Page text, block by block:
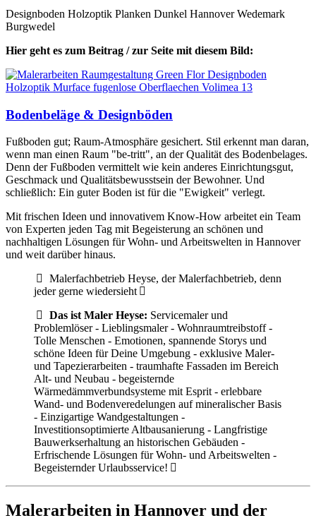
Designboden Holzoptik Planken Dunkel Hannover Wedemark
Burgwedel
Hier geht es zum Beitrag / zur Seite mit diesem Bild:
Bodenbeläge & Designböden
Fußboden gut; Raum-Atmosphäre gesichert. Stil erkennt man daran,
wenn man einen Raum "be-tritt", an der Qualität des Boden­belages.
Denn der Fuß­boden vermittelt wie kein anderes Einrichtungs­gut,
Geschmack und Qualitäts­bewusstsein der Bewohner. Und
schließlich: Ein guter Boden ist für die "Ewigkeit" verlegt.
Mit frischen Ideen und innovativem Know-How arbeitet ein Team
von Experten jeden Tag mit Begeisterung an schönen und
nachhaltigen Lösungen für Wohn- und Arbeitswelten in Hannover
und weit darüber hinaus.
Malerfachbetrieb Heyse, der Malerfachbetrieb, denn
jeder gerne wiedersieht
Das ist Maler Heyse: Servicemaler und
Problemlöser - Lieblingsmaler - Wohnraumtreibstoff -
Tolle Menschen - Emotionen, spannende Storys und
schöne Ideen für Deine Umgebung - exklusive Maler-
und Tapezierarbeiten - traumhafte Fassaden im Bereich
Alt- und Neubau - begeisternde
Wärmedämmverbundsysteme mit Esprit - erlebbare
Wand- und Bodenveredelungen auf mineralischer Basis
- Einzigartige Wandgestaltungen -
Investitionsoptimierte Altbausanierung - Langfristige
Bauwerkserhaltung an historischen Gebäuden -
Erfrischende Lösungen für Wohn- und Arbeitswelten -
Begeisternder Urlaubsservice!
Malerarbeiten in Hannover und der